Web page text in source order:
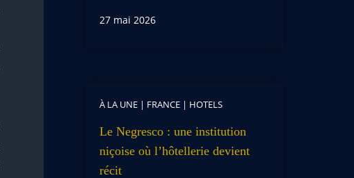
27 mai 2026
À LA UNE| FRANCE| HOTELS
Le Negresco : une institution
niçoise où l’hôtellerie devient
récit